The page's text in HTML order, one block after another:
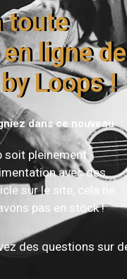
dès 150€
pour publier un avis.
toute
ligne de
Loops !
dans ce nouveau
soit pleinement
avec des
sur le site, cela ne
pas en stock !
des questions sur